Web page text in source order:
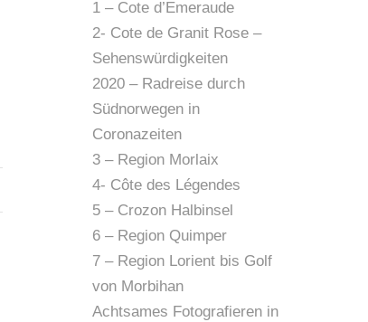
1 – Cote d’Emeraude
2- Cote de Granit Rose –
Sehenswürdigkeiten
2020 – Radreise durch
Südnorwegen in
Coronazeiten
3 – Region Morlaix
4- Côte des Légendes
5 – Crozon Halbinsel
6 – Region Quimper
7 – Region Lorient bis Golf
von Morbihan
Achtsames Fotografieren in